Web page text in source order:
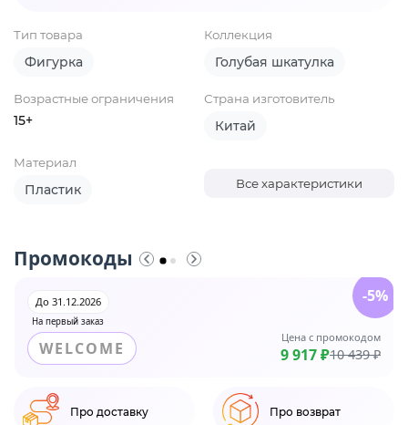
Тип товара
Фигурка
Коллекция
Голубая шкатулка
Возрастные ограничения
15+
Страна изготовитель
Китай
Материал
Пластик Все характеристики
Промокоды
На первый заказ
До 31.12.2026
WELCOME
Цена с промокодом
9 917 ₽10 439 ₽
-5%
Про доставку Про возврат